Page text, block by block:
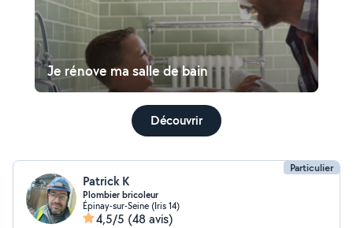
Je rénove ma salle de bain
Découvrir
Particulier
Patrick K
Plombier bricoleur
Épinay-sur-Seine (Iris 14)
4,5/5 (48 avis)